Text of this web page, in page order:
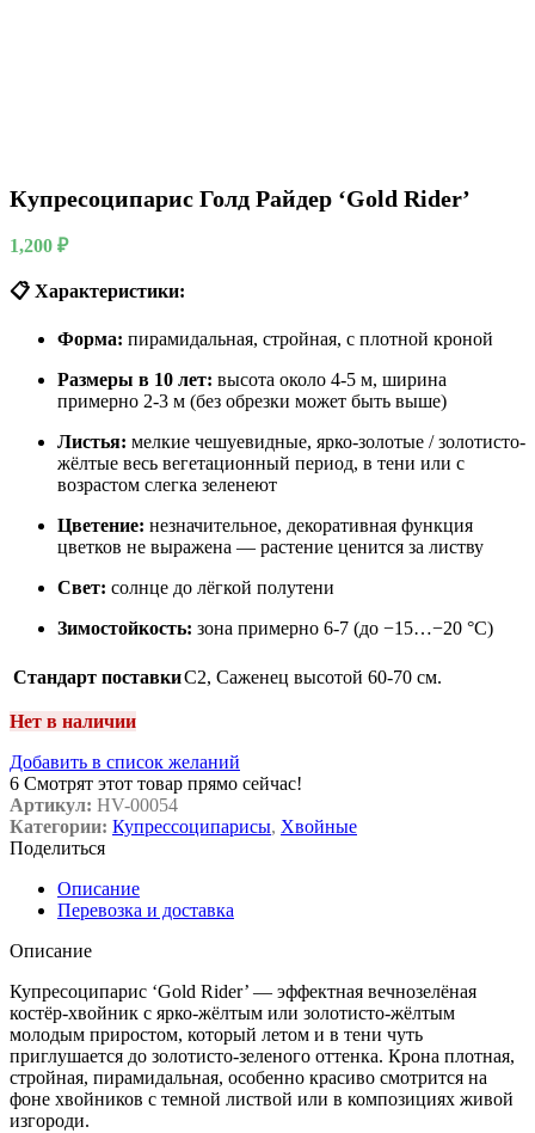
Купресоципарис Голд Райдер ‘Gold Rider’
1,200 ₽
📋 Характеристики:
Форма: пирамидальная, стройная, с плотной кроной
Размеры в 10 лет: высота около 4-5 м, ширина
примерно 2-3 м (без обрезки может быть выше)
Листья: мелкие чешуевидные, ярко-золотые / золотисто-
жёлтые весь вегетационный период, в тени или с
возрастом слегка зеленеют
Цветение: незначительное, декоративная функция
цветков не выражена — растение ценится за листву
Свет: солнце до лёгкой полутени
Зимостойкость: зона примерно 6-7 (до −15…−20 °C)
Стандарт поставкиС2, Саженец высотой 60-70 см.
Нет в наличии
Добавить в список желаний
6 Смотрят этот товар прямо сейчас!
Артикул: HV-00054
Категории: Купрессоципарисы, Хвойные
Поделиться
Описание
Перевозка и доставка
Описание
Купресоципарис ‘Gold Rider’ — эффектная вечнозелёная
костёр-хвойник с ярко-жёлтым или золотисто-жёлтым
молодым приростом, который летом и в тени чуть
приглушается до золотисто-зеленого оттенка. Крона плотная,
стройная, пирамидальная, особенно красиво смотрится на
фоне хвойников с темной листвой или в композициях живой
изгороди.